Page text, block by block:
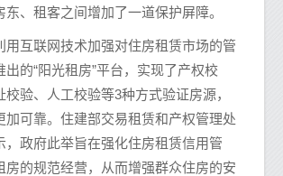
东、租客之间增加了一道保护屏障。
用互联网技术加强对住房租赁市场的管
出的“阳光租房”平台，实现了产权校
校验、人工校验等3种方式验证房源，
加可靠。住建部交易租赁和产权管理处
，政府此举旨在强化住房租赁信用管
房的规范经营，从而增强群众住房的安